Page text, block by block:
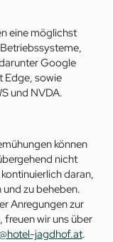
eine möglichst
Google
Edge, sowie
und NVDA.
können
nicht
daran,
zu beheben.
Anregungen zur
freuen wir uns über
jagdhof.at.